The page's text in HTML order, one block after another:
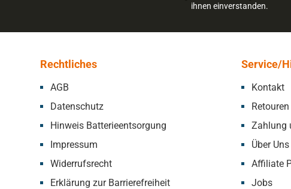
ihnen einverstanden.
Rechtliches
AGB
Datenschutz
Hinweis Batterieentsorgung
Impressum
Widerrufsrecht
Erklärung zur Barrierefreiheit
Service/
Kontakt
Retouren
Zahlung
Über Uns
Affiliate
Jobs